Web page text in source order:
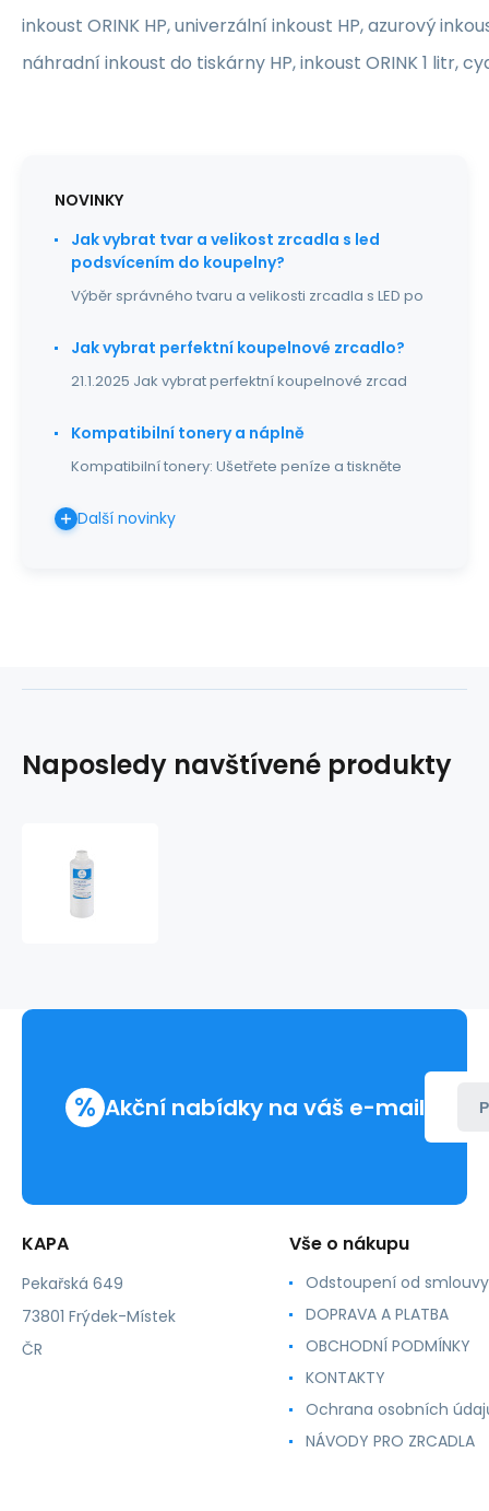
inkoust ORINK HP, univerzální inkoust HP, azurový
náhradní inkoust do tiskárny HP, inkoust ORINK 1 litr,
NOVINKY
Jak vybrat tvar a velikost zrcadla s led
podsvícením do koupelny?
Výběr správného tvaru a velikosti zrcadla s LED po
Jak vybrat perfektní koupelnové zrcadlo?
21.1.2025 Jak vybrat perfektní koupelnové zrcad
Kompatibilní tonery a náplně
Kompatibilní tonery: Ušetřete peníze a tiskněte
Další novinky
Naposledy navštívené produkty
% Akční nabídky na váš e-mail
KAPA
Pekařská 649
73801 Frýdek-Místek
ČR
Vše o nákupu
Odstoupení od smlouvy
DOPRAVA A PLATBA
OBCHODNÍ PODMÍNKY
KONTAKTY
Ochrana osobních
NÁVODY PRO ZRCADLA